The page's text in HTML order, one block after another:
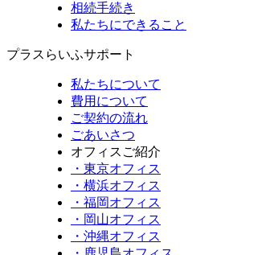
相続手続き
私たちにできること
プラスらいふサポート
私たちについて
費用について
ご契約の流れ
ごあいさつ
オフィスご紹介
・東京オフィス
・横浜オフィス
・福岡オフィス
・岡山オフィス
・沖縄オフィス